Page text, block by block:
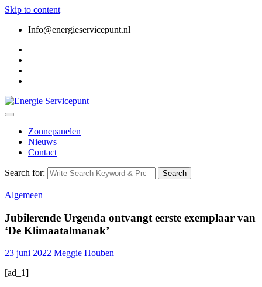
Skip to content
Info@energieservicepunt.nl
Zonnepanelen
Nieuws
Contact
Search for: Search
Algemeen
Jubilerende Urgenda ontvangt eerste exemplaar van
‘De Klimaatalmanak’
23 juni 2022 Meggie Houben
[ad_1]